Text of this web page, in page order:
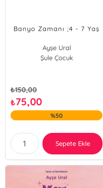
Banyo Zamanı ;4 - 7 Yaş
Ayşe Ural
Şule Çocuk
₺150,00
₺75,00
%50
Sepete Ekle